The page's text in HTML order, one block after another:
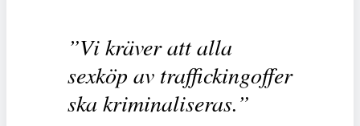
”Vi kräver att alla
sexköp av traffickingoffer
ska kriminaliseras.”